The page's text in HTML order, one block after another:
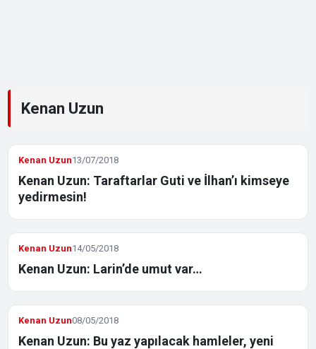
Kenan Uzun
Kenan Uzun13/07/2018
Kenan Uzun: Taraftarlar Guti ve İlhan’ı kimseye
yedirmesin!
Kenan Uzun14/05/2018
Kenan Uzun: Larin’de umut var…
Kenan Uzun08/05/2018
Kenan Uzun: Bu yaz yapılacak hamleler, yeni